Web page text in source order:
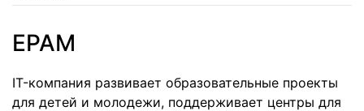
EPAM
IT-компания развивает образовательные проекты
для детей и молодежи, поддерживает центры для